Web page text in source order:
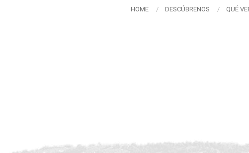
HOME DESCÚBRENOS QUÉ